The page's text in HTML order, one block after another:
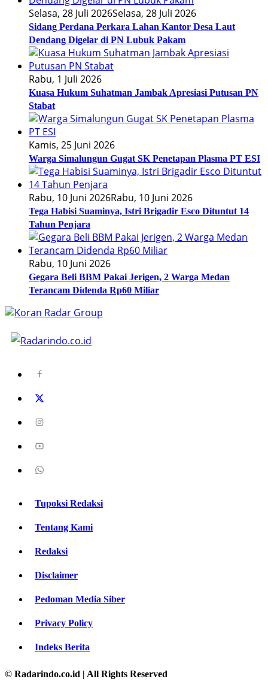
Selasa, 28 Juli 2026Selasa, 28 Juli 2026
Sidang Perdana Perkara Lahan Kantor Desa Laut
Dendang Digelar di PN Lubuk Pakam
Rabu, 1 Juli 2026
Kuasa Hukum Suhatman Jambak Apresiasi Putusan PN
Stabat
Kamis, 25 Juni 2026
Warga Simalungun Gugat SK Penetapan Plasma PT ESI
Rabu, 10 Juni 2026Rabu, 10 Juni 2026
Tega Habisi Suaminya, Istri Brigadir Esco Dituntut 14
Tahun Penjara
Rabu, 10 Juni 2026
Gegara Beli BBM Pakai Jerigen, 2 Warga Medan
Terancam Didenda Rp60 Miliar
Tupoksi Redaksi
Tentang Kami
Redaksi
Disclaimer
Pedoman Media Siber
Privacy Policy
Indeks Berita
© Radarindo.co.id | All Rights Reserved